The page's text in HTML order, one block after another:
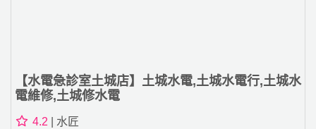
【水電急診室土城店】土城水電,土城水電行,土城水
電維修,土城修水電
4.2 | 水匠